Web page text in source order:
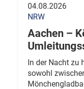
04.08.2026
NRW
Aachen –
In der Nacht zu
sowohl